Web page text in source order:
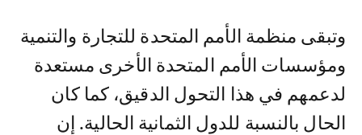
وتبقى منظمة الأمم المتحدة للتجارة والتنمية
ومؤسسات الأمم المتحدة الأخرى مستعدة
لدعمهم في هذا التحول الدقيق، كما كان
الحال بالنسبة للدول الثمانية الحالية. إن